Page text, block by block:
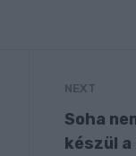
NEXT
Soha
készül a